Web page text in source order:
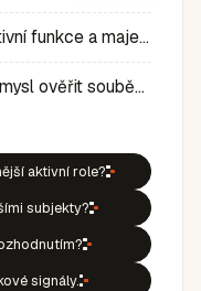
Síť vazeb tvoří hlavně aktivní funkce a majetkové role v…
Před rozhodnutím dává smysl ověřit souběh rolí, historic…
aktivní role?
subjekty?
signály.